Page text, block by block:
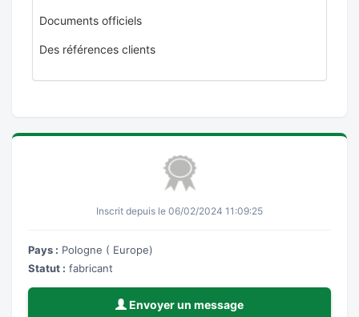
Documents officiels
Des références clients
Inscrit depuis le 06/02/2024 11:09:25
Pays : Pologne ( Europe)
Statut : fabricant
Envoyer un message